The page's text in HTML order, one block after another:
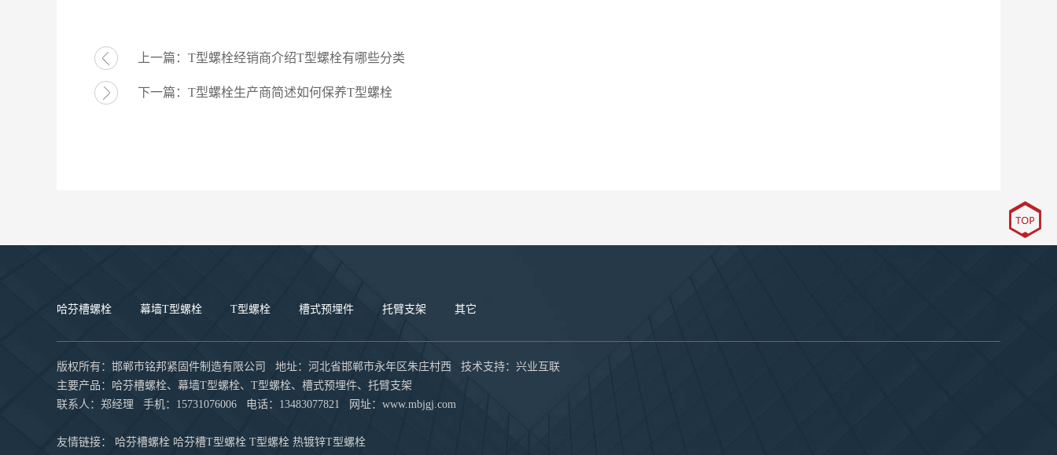
上一篇：T型螺栓经销商介绍T型螺栓有哪些分类
下一篇：T型螺栓生产商简述如何保养T型螺栓
哈芬槽螺栓 幕墙T型螺栓 T型螺栓 槽式预埋件 托臂支架 其它
版权所有：邯郸市铭邦紧固件制造有限公司 地址：河北省邯郸市永年区朱庄村西 技术支持： 兴业互联
主要产品： 哈芬槽螺栓、幕墙T型螺栓、T型螺栓、槽式预埋件、托臂支架
联系人：郑经理 手机：15731076006 电话：13483077821 网址： www.mbjgj.com
友情链接： 哈芬槽螺栓 哈芬槽T型螺栓 T型螺栓 热镀锌T型螺栓